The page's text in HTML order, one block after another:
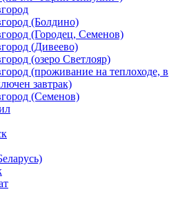
(Болдино)
(Городец, Семенов)
(Дивеево)
(озеро Светлояр)
(проживание на теплоходе, в
завтрак)
(Семенов)